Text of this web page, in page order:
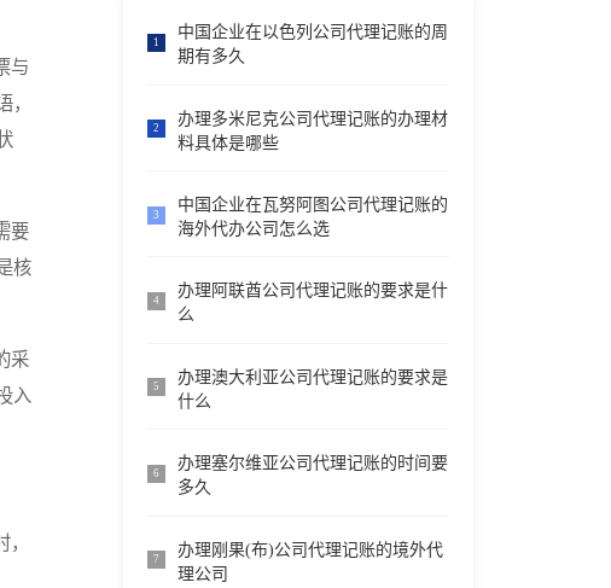
与
要
核
采
入
1
中国企业在以色列公司代理记账的周
期有多久
2
办理多米尼克公司代理记账的办理材
料具体是哪些
3
中国企业在瓦努阿图公司代理记账的
海外代办公司怎么选
4
办理阿联酋公司代理记账的要求是什
么
5
办理澳大利亚公司代理记账的要求是
什么
6
办理塞尔维亚公司代理记账的时间要
多久
7
办理刚果(布)公司代理记账的境外代
理公司